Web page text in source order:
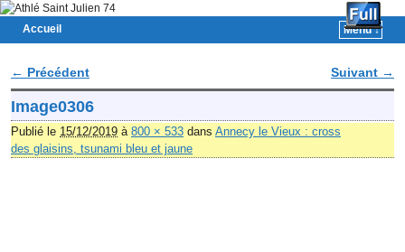
Accueil
Menu ↓
Navigation des images
← Précédent Suivant →
Image0306
Publié le 15/12/2019 à 800 × 533 dans Annecy le Vieux : cross
des glaisins, tsunami bleu et jaune